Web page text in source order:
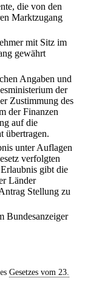
die von den
Marktzugang
mit Sitz im
gewährt
Angaben und
der
Zustimmung des
der Finanzen
auf die
übertragen.
unter Auflagen
verfolgten
gibt die
Länder
Stellung zu
Bundesanzeiger
Gesetzes vom 23.